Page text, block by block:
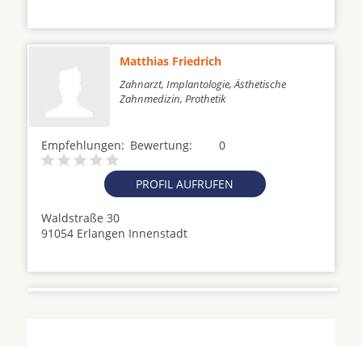
Matthias Friedrich
Zahnarzt, Implantologie, Ästhetische
Zahnmedizin, Prothetik
Empfehlungen: 0
Bewertung:
PROFIL AUFRUFEN
Waldstraße 30
91054 Erlangen Innenstadt